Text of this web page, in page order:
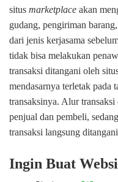
situs marketplace akan
gudang, pengiriman
dari jenis kerjasama
tidak bisa melakukan
transaksi ditangani oleh
mendasarnya terletak pada
transaksinya. Alur transaksi
penjual dan pembeli,
transaksi langsung
Ingin Buat